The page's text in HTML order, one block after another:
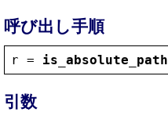
呼び出し手順
r = is_absolute_path
引数